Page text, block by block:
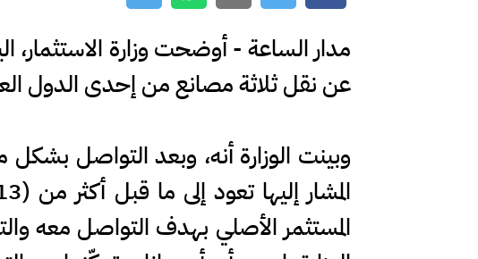
مدار الساعة - أوضحت وزارة
عن نقل ثلاثة مصانع من إحدى الدول
وبينت الوزارة أنه، وبعد التواصل
المستثمر الأصلي بهدف التواصل معه